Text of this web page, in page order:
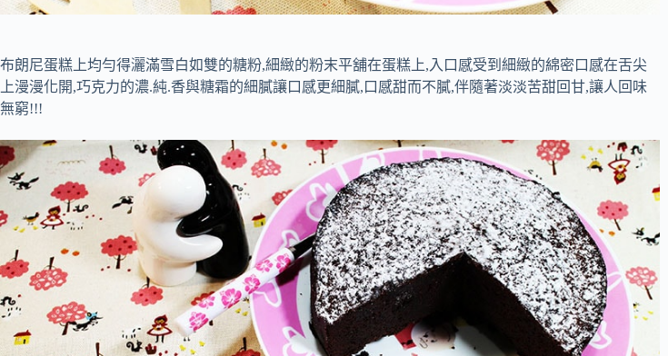
布朗尼蛋糕上均勻得灑滿雪白如雙的糖粉,細緻的粉末平舖在蛋糕上,入口感受到細緻的綿密口感在舌尖
上漫漫化開,巧克力的濃.純.香與糖霜的細膩讓口感更細膩,口感甜而不膩,伴隨著淡淡苦甜回甘,讓人回味
無窮!!!